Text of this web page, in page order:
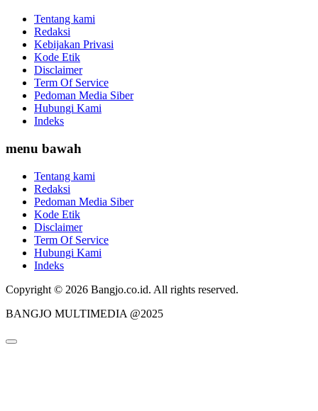
Tentang kami
Redaksi
Kebijakan Privasi
Kode Etik
Disclaimer
Term Of Service
Pedoman Media Siber
Hubungi Kami
Indeks
menu bawah
Tentang kami
Redaksi
Pedoman Media Siber
Kode Etik
Disclaimer
Term Of Service
Hubungi Kami
Indeks
Copyright © 2026 Bangjo.co.id. All rights reserved.
BANGJO MULTIMEDIA @2025